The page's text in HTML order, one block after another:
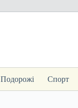
Подорожі Спорт